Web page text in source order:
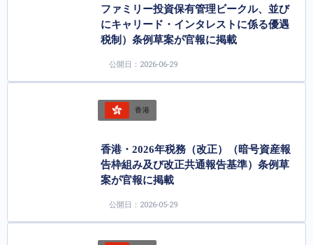
ファミリー投資保有管理ビークル、並び
にキャリード・インタレストに係る優遇
税制）条例草案が官報に掲載
公開日：2026-06-29
香港
香港・2026年税務（改正）（暗号資産報
告枠組み及び改正共通報告基準）条例草
案が官報に掲載
公開日：2026-05-29